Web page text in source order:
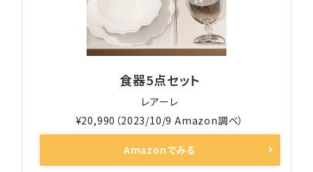
食器5点セット
レアーレ
¥20,990（2023/10/9 Amazon調べ）
Amazonでみる